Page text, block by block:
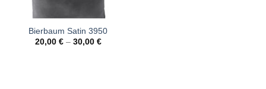
Bierbaum Satin 3950
20,00 €– 30,00 €